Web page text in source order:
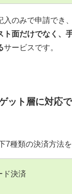
入のみで申請でき
ト面だけでなく、
サービスです。
ット層に対応
7種類の決済方法
ド決済